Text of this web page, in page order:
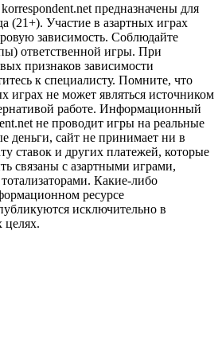
предназначены для
(21+). Участие в азартных играх
зависимость. Соблюдайте
ответственной игры. При
признаков зависимости
к специалисту. Помните, что
играх не может являться источником
работе. Информационный
не проводит игры на реальные
деньги, сайт не принимает ни в
ставок и других платежей, которые
связаны с азартными играми,
Какие-либо
ресурсе
исключительно в